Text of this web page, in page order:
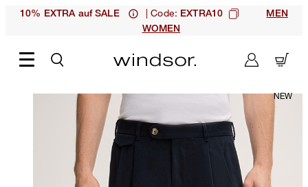
10% EXTRA auf SALE | Code: EXTRA10
MEN
WOMEN